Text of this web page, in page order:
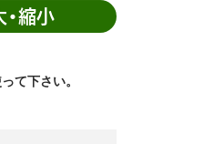
縮小
て下さい。